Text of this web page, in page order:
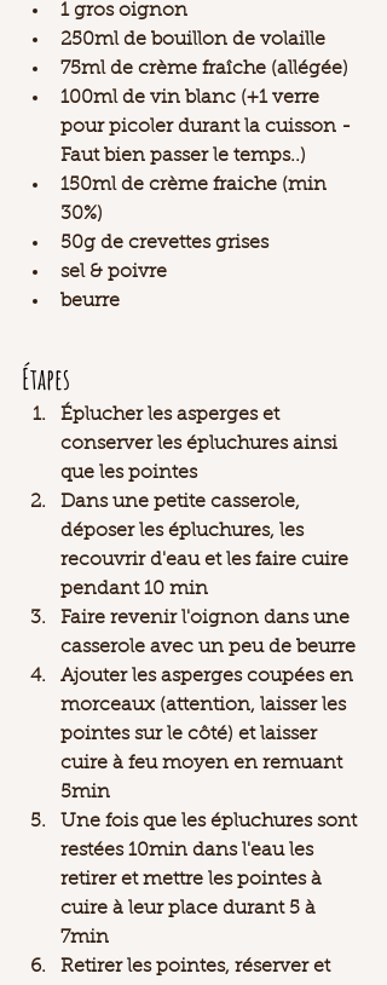
1 gros oignon
250ml de bouillon de volaille
75ml de crème fraîche (allégée)
100ml de vin blanc (+1 verre
pour picoler durant la cuisson -
Faut bien passer le temps..)
150ml de crème fraiche (min
30%)
50g de crevettes grises
sel & poivre
beurre
Étapes
Éplucher les asperges et
conserver les épluchures ainsi
que les pointes
Dans une petite casserole,
déposer les épluchures, les
recouvrir d'eau et les faire cuire
pendant 10 min
Faire revenir l'oignon dans une
casserole avec un peu de beurre
Ajouter les asperges coupées en
morceaux (attention, laisser les
pointes sur le côté) et laisser
cuire à feu moyen en remuant
5min
Une fois que les épluchures sont
restées 10min dans l'eau les
retirer et mettre les pointes à
cuire à leur place durant 5 à
7min
Retirer les pointes, réserver et